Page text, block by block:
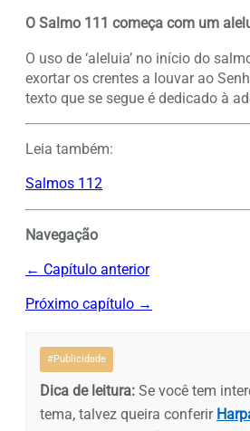
O Salmo 111 começa com um
O uso de ‘aleluia’ no início do
exortar os crentes a louvar ao
texto que se segue é dedicado à
Leia também:
Salmos 112
Navegação
← Capítulo anterior
Próximo capítulo →
#Publicidade
Dica de leitura: Se você tem
tema, talvez queira conferir